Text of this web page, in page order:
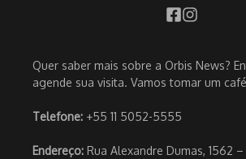
Quer saber mais sobre a Orbis News?
agende sua visita. Vamos tomar um
Telefone: +55 11 5052-5555
Endereço: Rua Alexandre Dumas, 1562